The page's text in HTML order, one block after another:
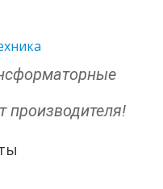
производителя!